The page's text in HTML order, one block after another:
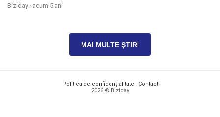
Biziday · acum 5 ani
MAI MULTE ȘTIRI
Politica de confidențialitate · Contact
2026 © Biziday